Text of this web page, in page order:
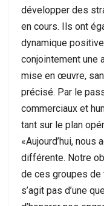
développer des
en cours. Ils ont
dynamique
conjointement une
mise en œuvre,
précisé. Par le
commerciaux et
tant sur le plan
«Aujourd’hui,
différente. Notre
de ces groupes de
s’agit pas d’une